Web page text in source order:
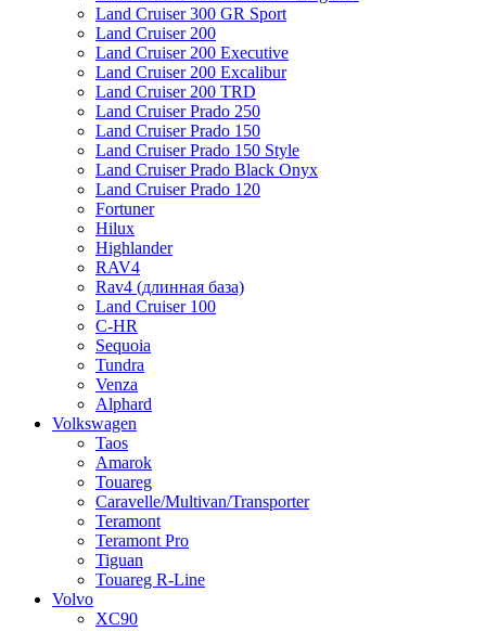
Land Cruiser 300 GR Sport
Land Cruiser 200
Land Cruiser 200 Executive
Land Cruiser 200 Excalibur
Land Cruiser 200 TRD
Land Cruiser Prado 250
Land Cruiser Prado 150
Land Cruiser Prado 150 Style
Land Cruiser Prado Black Onyx
Land Cruiser Prado 120
Fortuner
Hilux
Highlander
RAV4
Rav4 (длинная база)
Land Cruiser 100
C-HR
Sequoia
Tundra
Venza
Alphard
Volkswagen
Taos
Amarok
Touareg
Caravelle/Multivan/Transporter
Teramont
Teramont Pro
Tiguan
Touareg R-Line
Volvo
XC90